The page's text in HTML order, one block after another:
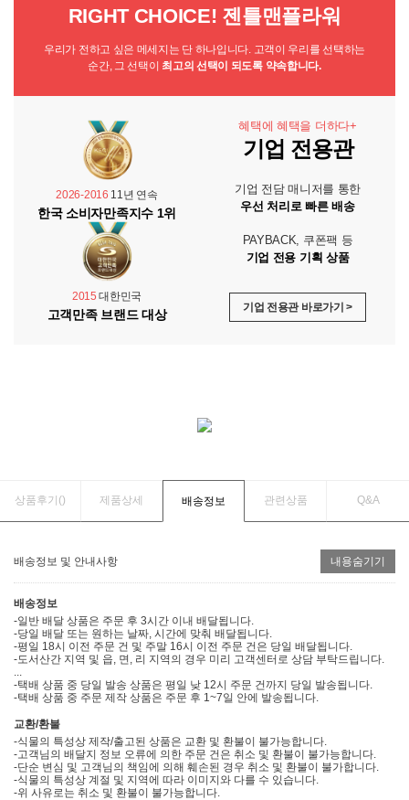
RIGHT CHOICE! 젠틀맨플라워
우리가 전하고 싶은 메세지는 단 하나입니다. 고객이 우리를 선택하는
순간, 그 선택이 최고의 선택이 되도록 약속합니다.
2026-2016 11년 연속
한국 소비자만족지수 1위
2015 대한민국
고객만족 브랜드 대상
혜택에 혜택을 더하다+
기업 전용관
기업 전담 매니저를 통한
우선 처리로 빠른 배송
PAYBACK, 쿠폰팩 등
기업 전용 기획 상품
기업 전용관 바로가기 >
상품후기() 제품상세 배송정보 관련상품 Q&A
배송정보 및 안내사항 내용숨기기
배송정보
-일반 배달 상품은 주문 후 3시간 이내 배달됩니다.
-당일 배달 또는 원하는 날짜, 시간에 맞춰 배달됩니다.
-평일 18시 이전 주문 건 및 주말 16시 이전 주문 건은 당일 배달됩니다.
-도서산간 지역 및 읍, 면, 리 지역의 경우 미리 고객센터로 상담 부탁드립니다.
-택배 상품 중 당일 발송 상품은 평일 낮 12시 주문 건까지 당일 발송됩니다.
-택배 상품 중 주문 제작 상품은 주문 후 1~7일 안에 발송됩니다.
교환/환불
-식물의 특성상 제작/출고된 상품은 교환 및 환불이 불가능합니다.
-고객님의 배달지 정보 오류에 의한 주문 건은 취소 및 환불이 불가능합니다.
-단순 변심 및 고객님의 책임에 의해 훼손된 경우 취소 및 환불이 불가합니다.
-식물의 특성상 계절 및 지역에 따라 이미지와 다를 수 있습니다.
-위 사유로는 취소 및 환불이 불가능합니다.